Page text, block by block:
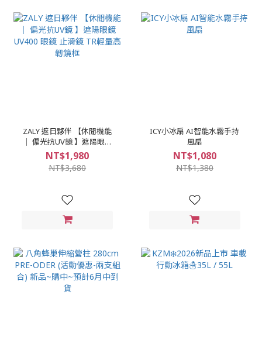
ZALY 遮日夥伴 【休閒機能
│ 偏光抗UV鏡 】遮陽眼鏡
UV400 眼鏡 止滑鏡 TR輕量
高韌鏡框
NT$1,980
NT$3,680
ICY小冰扇 AI智能水霧手持
風扇
NT$1,080
NT$1,380